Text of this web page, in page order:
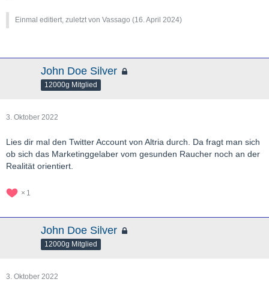
Einmal editiert, zuletzt von Vassago (16. April 2024)
John Doe Silver
12000g Mitglied
3. Oktober 2022
Lies dir mal den Twitter Account von Altria durch. Da fragt man sich
ob sich das Marketinggelaber vom gesunden Raucher noch an der
Realität orientiert.
1
John Doe Silver
12000g Mitglied
3. Oktober 2022